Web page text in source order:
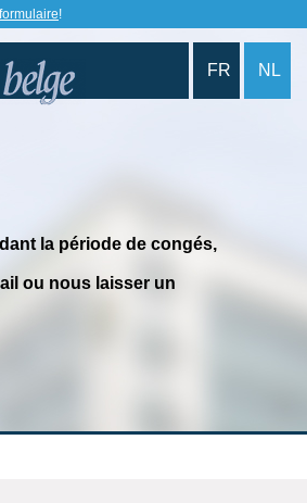
!
FR NL
la période de congés,
ou nous laisser un